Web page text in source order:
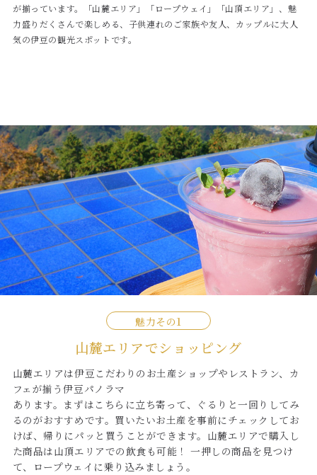
が揃っています。「山麓エリア」「ロープウェイ」「山頂エリア」、魅
力盛りだくさんで楽しめる、子供連れのご家族や友人、カップルに大人
気の伊豆の観光スポットです。
魅力その
山麓エリアでショッピング
山麓エリアは伊豆こだわりのお土産ショップやレストラン、カ
フェが揃う伊豆パノラマ
あります。まずはこちらに立ち寄って、ぐるりと一回りしてみ
るのがおすすめです。買いたいお土産を事前にチェックしてお
けば、帰りにパッと買うことができます。山麓エリアで購入し
た商品は山頂エリアでの飲食も可能！ 一押しの商品を見つけ
て、ロープウェイに乗り込みましょう。